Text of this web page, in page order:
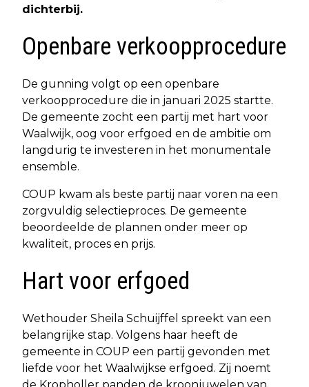
dichterbij.
Openbare verkoopprocedure
De gunning volgt op een openbare
verkoopprocedure die in januari 2025 startte.
De gemeente zocht een partij met hart voor
Waalwijk, oog voor erfgoed en de ambitie om
langdurig te investeren in het monumentale
ensemble.
COUP kwam als beste partij naar voren na een
zorgvuldig selectieproces. De gemeente
beoordeelde de plannen onder meer op
kwaliteit, proces en prijs.
Hart voor erfgoed
Wethouder Sheila Schuijffel spreekt van een
belangrijke stap. Volgens haar heeft de
gemeente in COUP een partij gevonden met
liefde voor het Waalwijkse erfgoed. Zij noemt
de Kropholler panden de kroonjuwelen van